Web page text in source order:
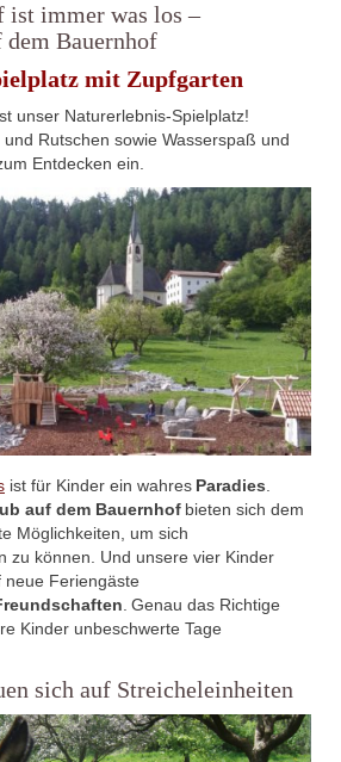
ist immer was los –
Bauernhof
mit Zupfgarten
unser Naturerlebnis-Spielplatz!
Rutschen sowie Wasserspaß und
Entdecken ein.
ist für Kinder ein wahres Paradies
auf dem Bauernhof bieten sich dem
Möglichkeiten, um sich
zu können. Und unsere vier Kinder
neue Feriengäste
. Genau das Richtige
Kinder unbeschwerte Tage
sich auf Streicheleinheiten